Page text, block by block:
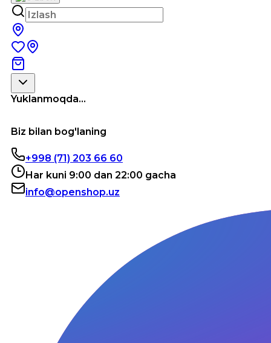
Yuklanmoqda...
Biz bilan bog'laning
+998 (71) 203 66 60
Har kuni 9:00 dan 22:00 gacha
info@openshop.uz